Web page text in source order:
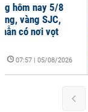
hôm nay 5/8
vàng SJC,
có nơi vọt
07:57 | 05/08/2026